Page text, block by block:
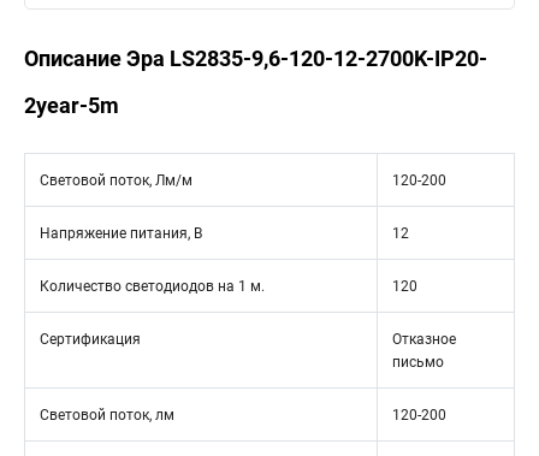
Описание Эра LS2835-9,6-120-12-2700K-IP20-
2year-5m
Световой поток, Лм/м 120-200
Напряжение питания, В 12
Количество светодиодов на 1 м. 120
Сертификация
Отказное
письмо
Световой поток, лм 120-200